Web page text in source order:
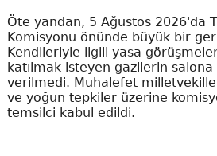
Öte yandan, 5 Ağustos 2026'da
Komisyonu önünde büyük bir
Kendileriyle ilgili yasa
katılmak isteyen gazilerin
verilmedi. Muhalefet
ve yoğun tepkiler üzerine
temsilci kabul edildi.